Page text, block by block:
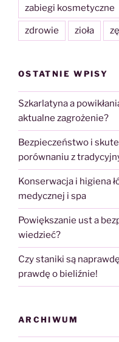
zabiegi kosmetyczne
zdrowie zioła
OSTATNIE WPISY
Szkarlatyna a
aktualne zagrożenie?
Bezpieczeństwo i
porównaniu z
Konserwacja i higiena
medycznej i spa
Powiększanie ust a
wiedzieć?
Czy staniki są
prawdę o bieliźnie!
ARCHIWUM